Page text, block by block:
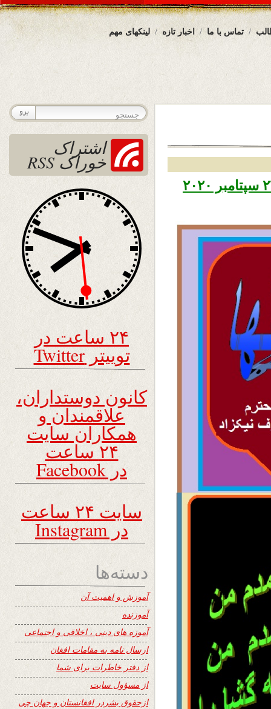
لینکهای مهم اخبار تازه تماس با ما
تاریخ نشر سه شنبه اول میزان ۱۳۹۹ – ۲۲ سپتامبر ۲۰۲۰
اشتراک
خوراک RSS
۲۴ ساعت در
توییتر Twitter
کانون دوستداران،
علاقمندان و
همکاران سایت
۲۴ ساعت
در Facebook
سایت ۲۴ ساعت
در Instagram
دسته‌ها
آموزش و اهمیت آن
آموزنده
آموزه های دینی ، اخلاقی و اجتماعی
ارسال نامه به مقامات افغان
از دفتر خاطرات برای شما
از مسؤول سایت
ازحقوق بشردر افغانستان و جهان چی